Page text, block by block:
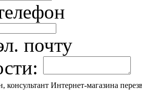
почту
консультант Интернет-магазина